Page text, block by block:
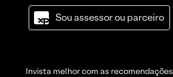
Sou assessor ou parceiro
Invista melhor com as recomendações